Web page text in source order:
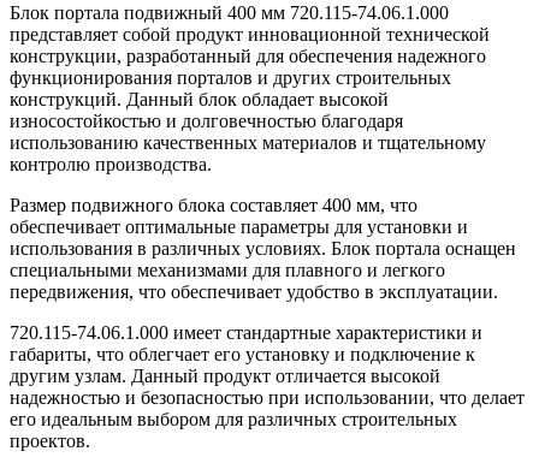
Блок портала подвижный 400 мм 720.115-74.06.1.000
представляет собой продукт инновационной технической
конструкции, разработанный для обеспечения надежного
функционирования порталов и других строительных
конструкций. Данный блок обладает высокой
износостойкостью и долговечностью благодаря
использованию качественных материалов и тщательному
контролю производства.
Размер подвижного блока составляет 400 мм, что
обеспечивает оптимальные параметры для установки и
использования в различных условиях. Блок портала оснащен
специальными механизмами для плавного и легкого
передвижения, что обеспечивает удобство в эксплуатации.
720.115-74.06.1.000 имеет стандартные характеристики и
габариты, что облегчает его установку и подключение к
другим узлам. Данный продукт отличается высокой
надежностью и безопасностью при использовании, что делает
его идеальным выбором для различных строительных
проектов.